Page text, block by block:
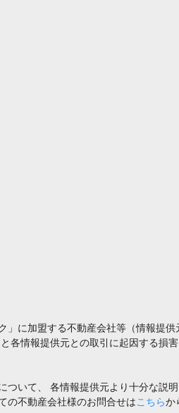
に加盟する不動産会社等（情報提
情報提供元との取引に起因する損
いて、 各情報提供元より十分な説
の不動産会社様のお問合せはこちらか